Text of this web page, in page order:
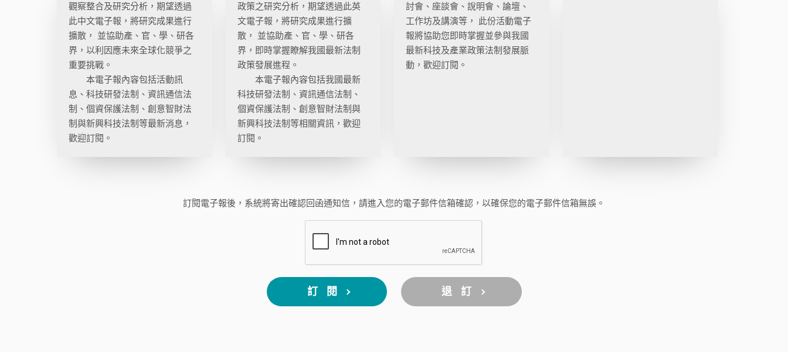
觀察整合及研究分析，期望透過
此中文電子報，將研究成果進行
擴散， 並協助產、官、學、研各
界，以利因應未來全球化競爭之
重要挑戰。
本電子報內容包括活動訊
息、科技研發法制、資訊通信法
制、個資保護法制、創意智財法
制與新興科技法制等最新消息，
歡迎訂閱。
政策之研究分析，期望透過此英
文電子報，將研究成果進行擴
散， 並協助產、官、學、研各
界，即時掌握瞭解我國最新法制
政策發展進程。
本電子報內容包括我國最新
科技研發法制、資訊通信法制、
個資保護法制、創意智財法制與
新興科技法制等相關資訊，歡迎
訂閱。
討會、座談會、說明會、論壇、
工作坊及講演等， 此份活動電子
報將協助您即時掌握並參與我國
最新科技及產業政策法制發展脈
動，歡迎訂閱。
訂閱電子報後，系統將寄出確認回函通知信， 請進入您的電子郵件信箱確認， 以確保您的電子郵件信箱無誤。
訂 閱 退 訂